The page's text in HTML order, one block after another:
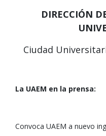
DIRECCIÓN
Ciudad
La UAEM en la prensa:
Convoca UAEM a nuevo